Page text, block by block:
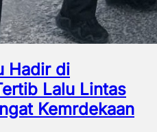
Hadir di
Lalu Lintas
Kemrdekaan